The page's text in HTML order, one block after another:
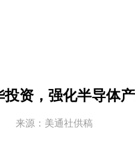
资，强化半导体
来源：美通社供稿